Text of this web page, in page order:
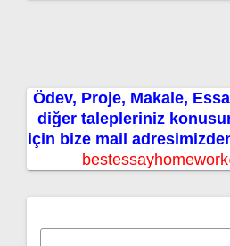
Ödev, Proje, Makale,
diğer talepleriniz
için bize mail